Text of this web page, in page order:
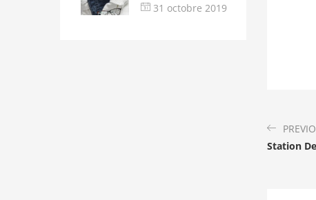
31 octobre 2019
Station